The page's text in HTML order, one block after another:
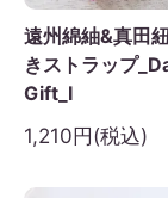
遠州綿紬&真田
きストラップ
Gift_I
1,210円(税込)